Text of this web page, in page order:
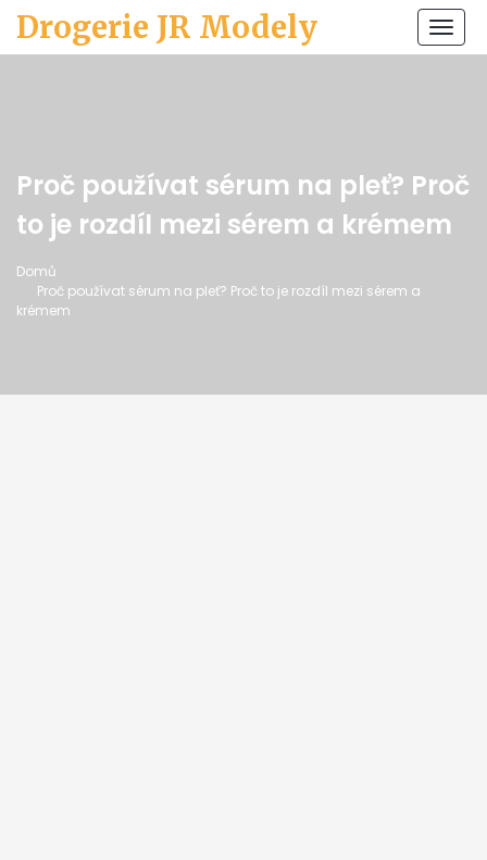
Drogerie JR Modely
Proč používat sérum na pleť? Proč
to je rozdíl mezi sérem a krémem
Domů
Proč používat sérum na pleť? Proč to je rozdíl mezi sérem a
krémem